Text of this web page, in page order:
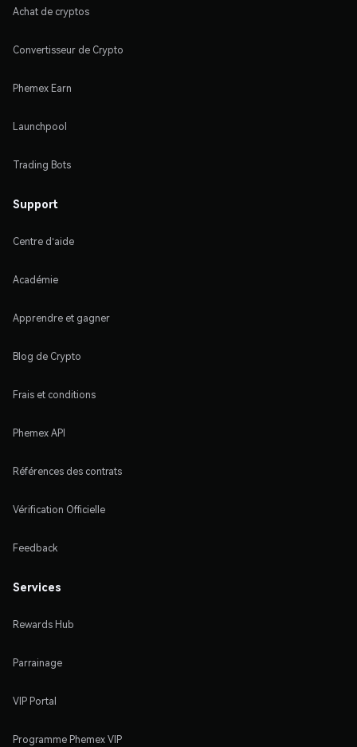
Achat de cryptos
Convertisseur de Crypto
Phemex Earn
Launchpool
Trading Bots
Support
Centre d'aide
Académie
Apprendre et gagner
Blog de Crypto
Frais et conditions
Phemex API
Références des contrats
Vérification Officielle
Feedback
Services
Rewards Hub
Parrainage
VIP Portal
Programme Phemex VIP